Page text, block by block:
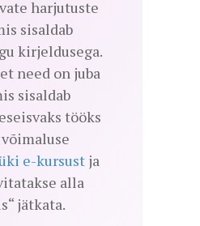
harjutuste
sisaldab
kirjeldusega.
need on juba
sisaldab
tööks
e-kursust ja
alla
jätkata.